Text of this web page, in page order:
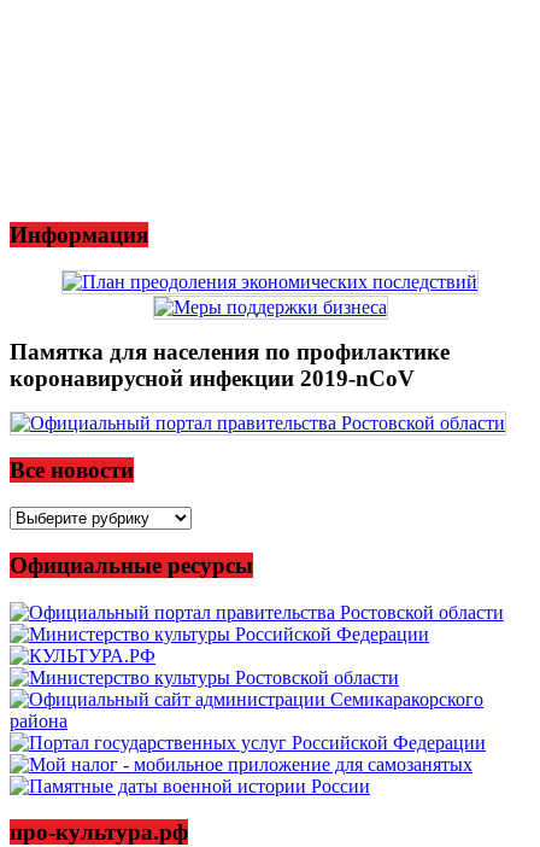
Информация
Памятка для населения по профилактике
коронавирусной инфекции 2019-nCoV
Все новости
Все
Официальные ресурсы
про-культура.рф